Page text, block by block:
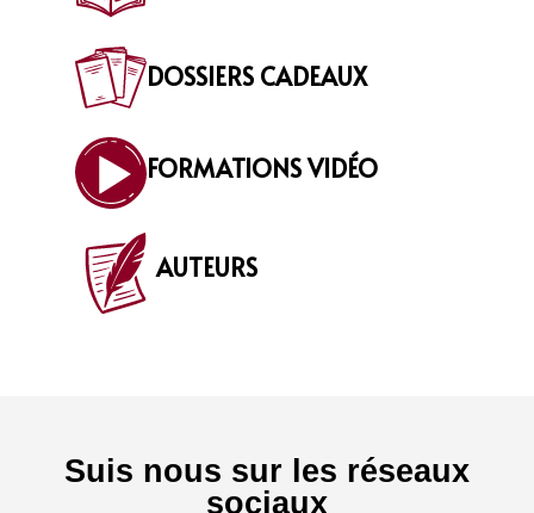
DOSSIERS CADEAUX
FORMATIONS VIDÉO
AUTEURS
Suis nous sur les réseaux
sociaux